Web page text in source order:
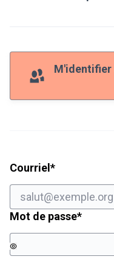
M'identifier
Courriel *Champ
Mot de passe*